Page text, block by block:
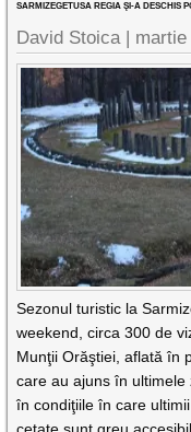
SARMIZEGETUSA REGIA ŞI-A DESCHIS
David Stoica |
Sezonul turistic la
weekend, circa 300 de
Munţii Orăştiei, aflată în
care au ajuns în ultimele
în condiţiile în care